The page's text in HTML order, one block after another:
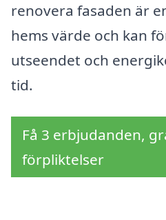
renovera fasaden är
hems värde och kan
utseendet och
tid.
Få 3 erbjudanden,
förpliktelser